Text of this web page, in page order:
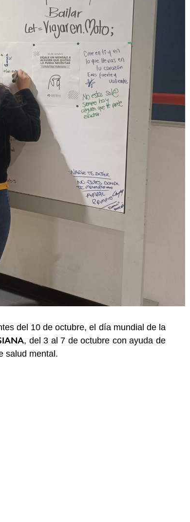
del 10 de octubre, el día mundial de la
, del 3 al 7 de octubre con ayuda de
salud mental.